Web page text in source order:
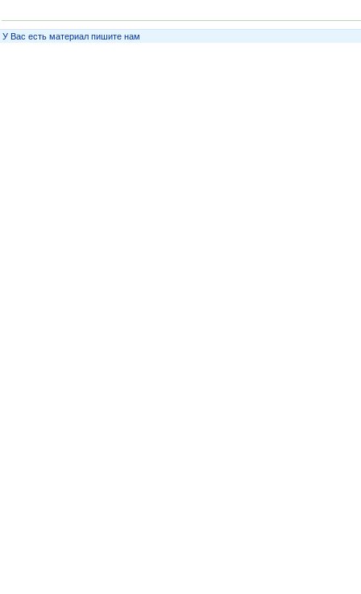
У Вас есть материал пишите нам